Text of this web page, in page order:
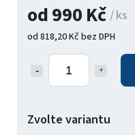
od990 Kč / ks
od818,20 Kčbez DPH
Zvolte variantu